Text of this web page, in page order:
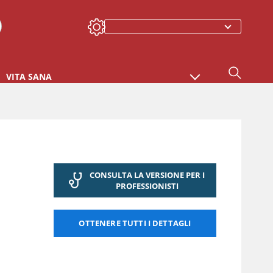
VITA SANA
CONSULTA LA VERSIONE PER I
PROFESSIONISTI
OTTENERE TUTTI I DETTAGLI